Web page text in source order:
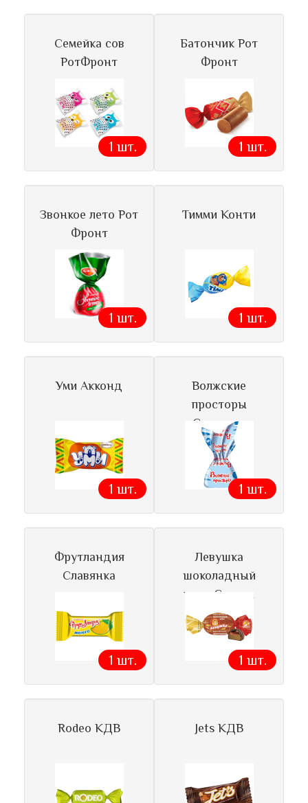
Семейка сов
РотФронт
1 шт.
Батончик Рот
Фронт
1 шт.
Звонкое лето Рот
Фронт
1 шт.
Тимми Конти
1 шт.
Уми Акконд
1 шт.
Волжские
просторы
Славянка
1 шт.
Фрутландия
Славянка
1 шт.
Левушка
шоколадный
ирис Славян
1 шт.
Rodeo КДВ Jets КДВ